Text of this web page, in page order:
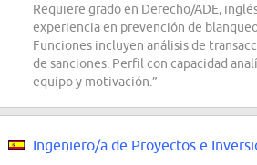
Requiere grado en Derecho/ADE,
experiencia en prevención de blanqueo
Funciones incluyen análisis de
de sanciones. Perfil con capacidad
equipo y motivación.”
Ingeniero/a de Proyectos e